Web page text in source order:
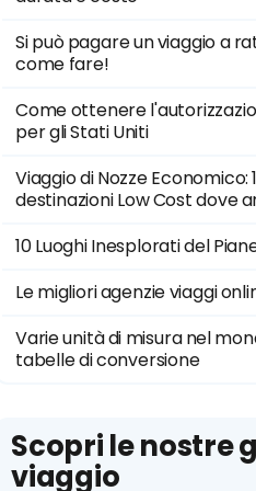
Si può pagare un viaggio a
come fare!
Come ottenere
per gli Stati Uniti
Viaggio di Nozze Economico:
destinazioni Low Cost dove
10 Luoghi Inesplorati del
Le migliori agenzie viaggi
Varie unità di misura nel
tabelle di conversione
Scopri le nostre
viaggio